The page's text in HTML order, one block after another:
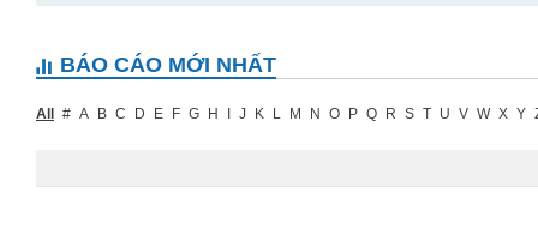
BÁO CÁO MỚI NHẤT
All # A B C D E F G H J K L M N O P Q R S T U V W X Y